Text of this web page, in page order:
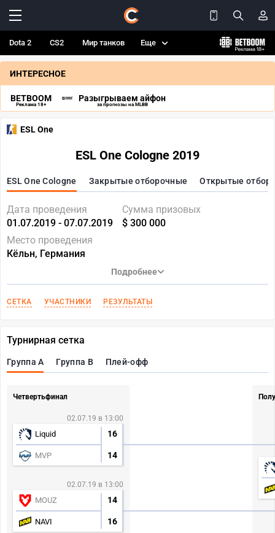
Dota 2 CS2 Мир танков Еще
ИНТЕРЕСНОЕ
BETBOOM
Реклама 18+
Разыгрываем айфон
за прогнозы на MLBB
ESL One
ESL One Cologne 2019
ESL One Cologne Закрытые отборочные Открытые
Дата проведения
01.07.2019 - 07.07.2019
Сумма призовых
$ 300 000
Место проведения
Кёльн, Германия
Подробнее
СЕТКА УЧАСТНИКИ РЕЗУЛЬТАТЫ
Турнирная сетка
Группа A Группа B Плей-офф
Четвертьфинал
02.07.19 в 13:00
Liquid 16
MVP 14
02.07.19 в 13:00
MOUZ 14
NAVI 16